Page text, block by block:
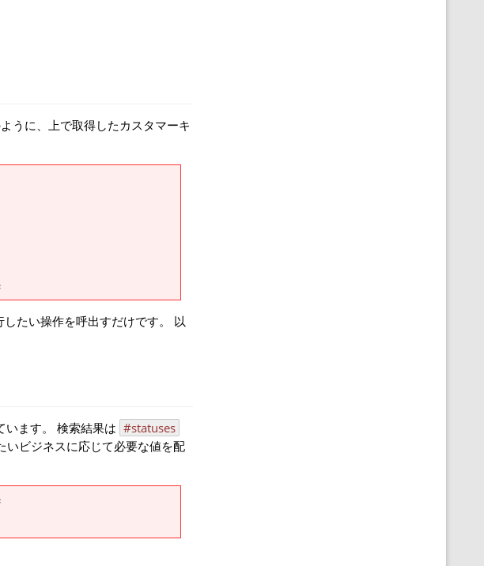
うに、上で取得したカスタマーキ
たい操作を呼出すだけです。 以
ます。 検索結果は #statuses
いビジネスに応じて必要な値を配